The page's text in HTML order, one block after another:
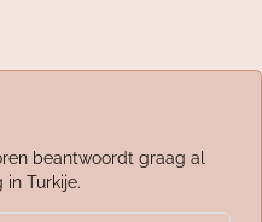
beantwoordt graag al
in Turkije.